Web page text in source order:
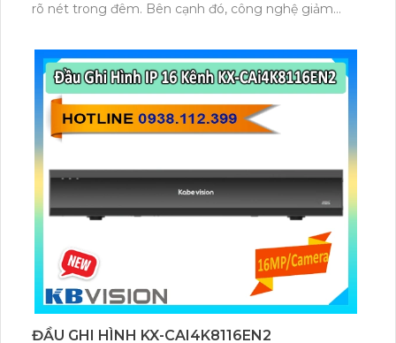
rõ nét trong đêm. Bên cạnh đó, công nghệ giảm
camera tái tạo màu sắc chính xác và rõ ràng trong
mọi điều kiện ánh sáng phức tạp như ngược sáng
mạnh hay thiếu sáng.
ĐẦU GHI HÌNH KX-CAI4K8116EN2